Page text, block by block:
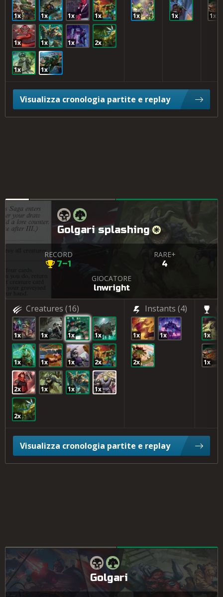
1x 1x 1x 1x
1x 1x 1x 2x
1x 1x
1x 1x 1x
Visualizza cronologia partite e replay
Golgari splashing
RECORD
7–1
RARE+
4
GIOCATORE
lnwright
Creatures (16)
1x 1x 1x 1x
1x 1x 1x 2x
2x 1x 1x 1x
2x
Instants (4)
1x 1x
2x
1x
1x
Visualizza cronologia partite e replay
Golgari